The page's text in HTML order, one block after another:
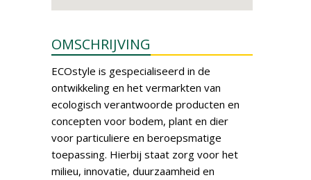
OMSCHRIJVING
ECOstyle is gespecialiseerd in de
ontwikkeling en het vermarkten van
ecologisch verantwoorde producten en
concepten voor bodem, plant en dier
voor particuliere en beroepsmatige
toepassing. Hierbij staat zorg voor het
milieu, innovatie, duurzaamheid en